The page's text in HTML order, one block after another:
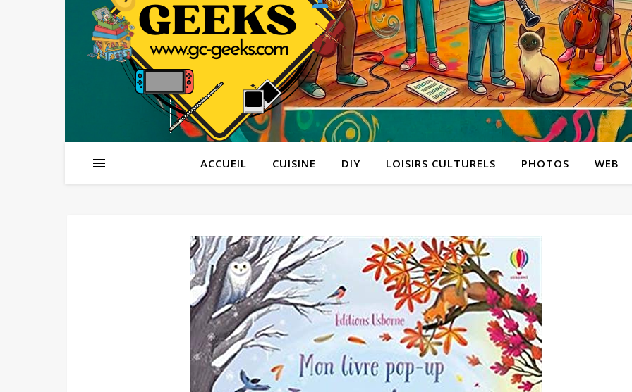
ACCUEIL CUISINE DIY LOISIRS CULTURELS PHOTOS WEB